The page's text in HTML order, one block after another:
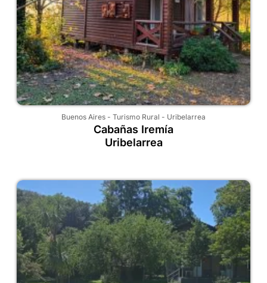
Buenos Aires - Turismo Rural - Uribelarrea
Cabañas Iremía
Uribelarrea